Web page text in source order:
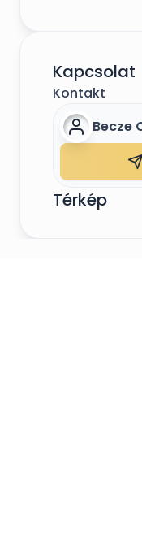
Kapcsolat
Kontakt
Becze
Térkép